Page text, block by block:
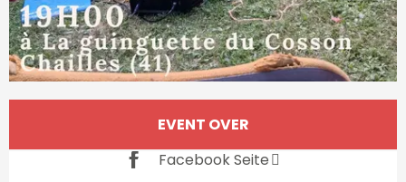
Öffnungszeiten &
EVENT OVER
Facebook Seite